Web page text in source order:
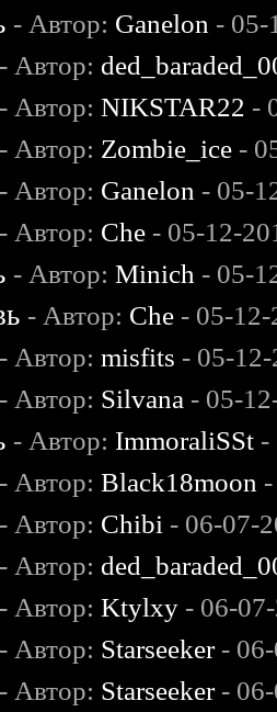
- Автор: Ganelon - 05-
- Автор:
- Автор:NIKSTAR22 -
- Автор: Zombie_ice -
- Автор: Ganelon - 05-
- Автор: Che - 05-12-
- Автор:Minich - 05-
- Автор: Che - 05-
- Автор:misfits - 05-
- Автор: Silvana - 05-
- Автор: ImmoraliSSt -
- Автор:Black18moon
- Автор: Chibi - 06-07-
- Автор:
- Автор:Ktylxy - 06-
- Автор: Starseeker- 06-
- Автор: Starseeker- 06-